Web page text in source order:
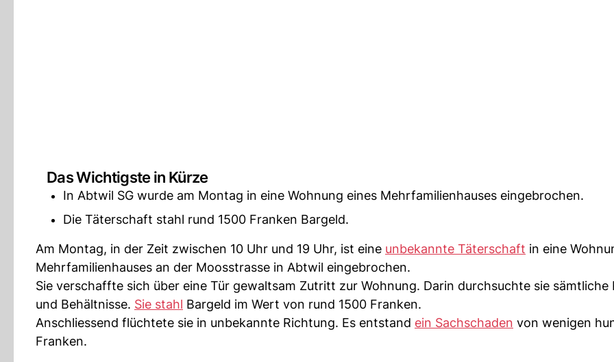
Das Wichtigste in Kürze
In Abtwil SG wurde am Montag in eine Wohnung eines Mehrfamilienhauses eingebrochen.
Die Täterschaft stahl rund 1500 Franken Bargeld.
Am Montag, in der Zeit zwischen 10 Uhr und 19 Uhr, ist eine unbekannte Täterschaft in eine
Mehrfamilienhauses an der Moosstrasse in Abtwil eingebrochen.
Sie verschaffte sich über eine Tür gewaltsam Zutritt zur Wohnung. Darin durchsuchte sie sämtliche
und Behältnisse. Sie stahl Bargeld im Wert von rund 1500 Franken.
Anschliessend flüchtete sie in unbekannte Richtung. Es entstand ein Sachschaden von wenigen
Franken.